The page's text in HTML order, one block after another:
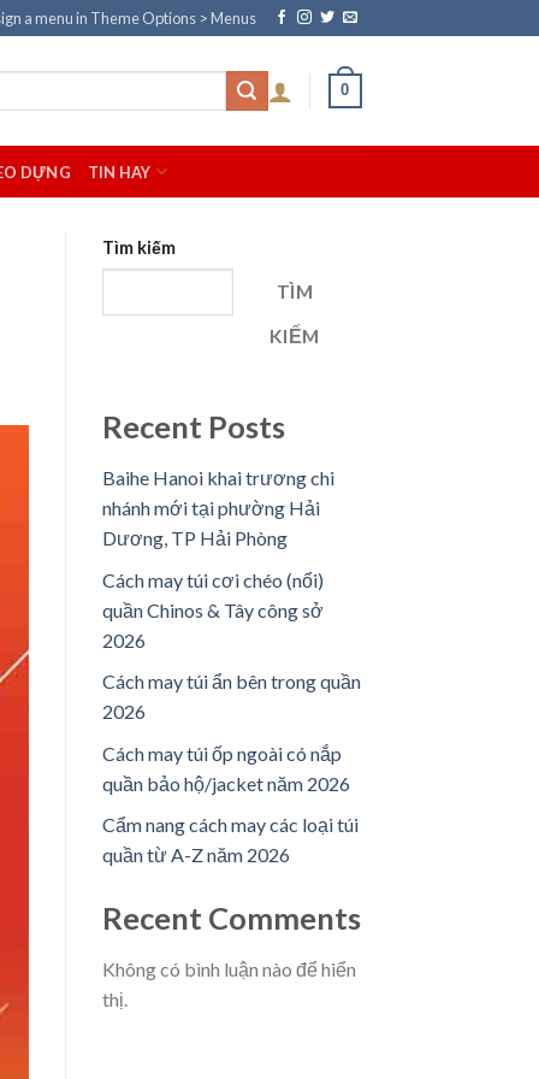
a menu in Theme Options > Menus
0
DỰNG TIN HAY
Tìm kiếm
TÌM
KIẾM
Recent Posts
Baihe Hanoi khai trương chi
nhánh mới tại phường Hải
Dương, TP Hải Phòng
Cách may túi cơi chéo (nổi)
quần Chinos & Tây công sở
2026
Cách may túi ẩn bên trong quần
2026
Cách may túi ốp ngoài có nắp
quần bảo hộ/jacket năm 2026
Cẩm nang cách may các loại túi
quần từ A-Z năm 2026
Recent Comments
Không có bình luận nào để hiển
thị.